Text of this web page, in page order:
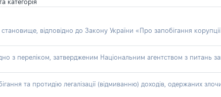
категорія
відповідно до Закону України «Про запобігання
з переліком, затвердженим Національним агентством з питань
та протидію легалізації (відмиванню) доходів, одержаних